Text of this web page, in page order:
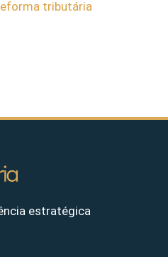
tributária
estratégica